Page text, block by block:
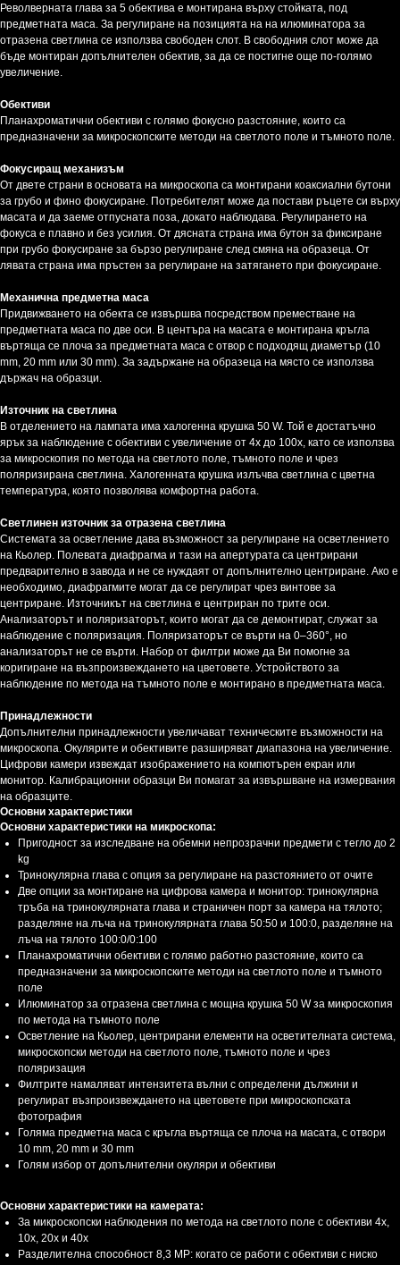
Револверната глава за 5 обектива е монтирана върху стойката, под
предметната маса. За регулиране на позицията на на илюминатора за
отразена светлина се използва свободен слот. В свободния слот може да
бъде монтиран допълнителен обектив, за да се постигне още по-голямо
увеличение.
Обективи
Планахроматични обективи с голямо фокусно разстояние, които са
предназначени за микроскопските методи на светлото поле и тъмното поле.
Фокусиращ механизъм
От двете страни в основата на микроскопа са монтирани коаксиални бутони
за грубо и фино фокусиране. Потребителят може да постави ръцете си върху
масата и да заеме отпусната поза, докато наблюдава. Регулирането на
фокуса е плавно и без усилия. От дясната страна има бутон за фиксиране
при грубо фокусиране за бързо регулиране след смяна на образеца. От
лявата страна има пръстен за регулиране на затягането при фокусиране.
Механична предметна маса
Придвижването на обекта се извършва посредством преместване на
предметната маса по две оси. В центъра на масата е монтирана кръгла
въртяща се плоча за предметната маса с отвор с подходящ диаметър (10
mm, 20 mm или 30 mm). За задържане на образеца на място се използва
държач на образци.
Източник на светлина
В отделението на лампата има халогенна крушка 50 W. Той е достатъчно
ярък за наблюдение с обективи с увеличение от 4x до 100х, като се използва
за микроскопия по метода на светлото поле, тъмното поле и чрез
поляризирана светлина. Халогенната крушка излъчва светлина с цветна
температура, която позволява комфортна работа.
Светлинен източник за отразена светлина
Системата за осветление дава възможност за регулиране на осветлението
на Кьолер. Полевата диафрагма и тази на апертурата са центрирани
предварително в завода и не се нуждаят от допълнително центриране. Ако е
необходимо, диафрагмите могат да се регулират чрез винтове за
центриране. Източникът на светлина е центриран по трите оси.
Анализаторът и поляризаторът, които могат да се демонтират, служат за
наблюдение с поляризация. Поляризаторът се върти на 0–360°, но
анализаторът не се върти. Набор от филтри може да Ви помогне за
коригиране на възпроизвеждането на цветовете. Устройството за
наблюдение по метода на тъмното поле е монтирано в предметната маса.
Принадлежности
Допълнителни принадлежности увеличават техническите възможности на
микроскопа. Окулярите и обективите разширяват диапазона на увеличение.
Цифрови камери извеждат изображението на компютърен екран или
монитор. Калибрационни образци Ви помагат за извършване на измервания
на образците.
Основни характеристики
Основни характеристики на микроскопа:
Пригодност за изследване на обемни непрозрачни предмети с тегло до 2
kg
Тринокулярна глава с опция за регулиране на разстоянието от очите
Две опции за монтиране на цифрова камера и монитор: тринокулярна
тръба на тринокулярната глава и страничен порт за камера на тялото;
разделяне на лъча на тринокулярната глава 50:50 и 100:0, разделяне на
лъча на тялото 100:0/0:100
Планахроматични обективи с голямо работно разстояние, които са
предназначени за микроскопските методи на светлото поле и тъмното
поле
Илюминатор за отразена светлина с мощна крушка 50 W за микроскопия
по метода на тъмното поле
Осветление на Кьолер, центрирани елементи на осветителната система,
микроскопски методи на светлото поле, тъмното поле и чрез
поляризация
Филтрите намаляват интензитета вълни с определени дължини и
регулират възпроизвеждането на цветовете при микроскопската
фотография
Голяма предметна маса с кръгла въртяща се плоча на масата, с отвори
10 mm, 20 mm и 30 mm
Голям избор от допълнителни окуляри и обективи
Основни характеристики на камерата:
За микроскопски наблюдения по метода на светлото поле с обективи 4x,
10x, 20x и 40x
Разделителна способност 8,3 MP: когато се работи с обективи с ниско